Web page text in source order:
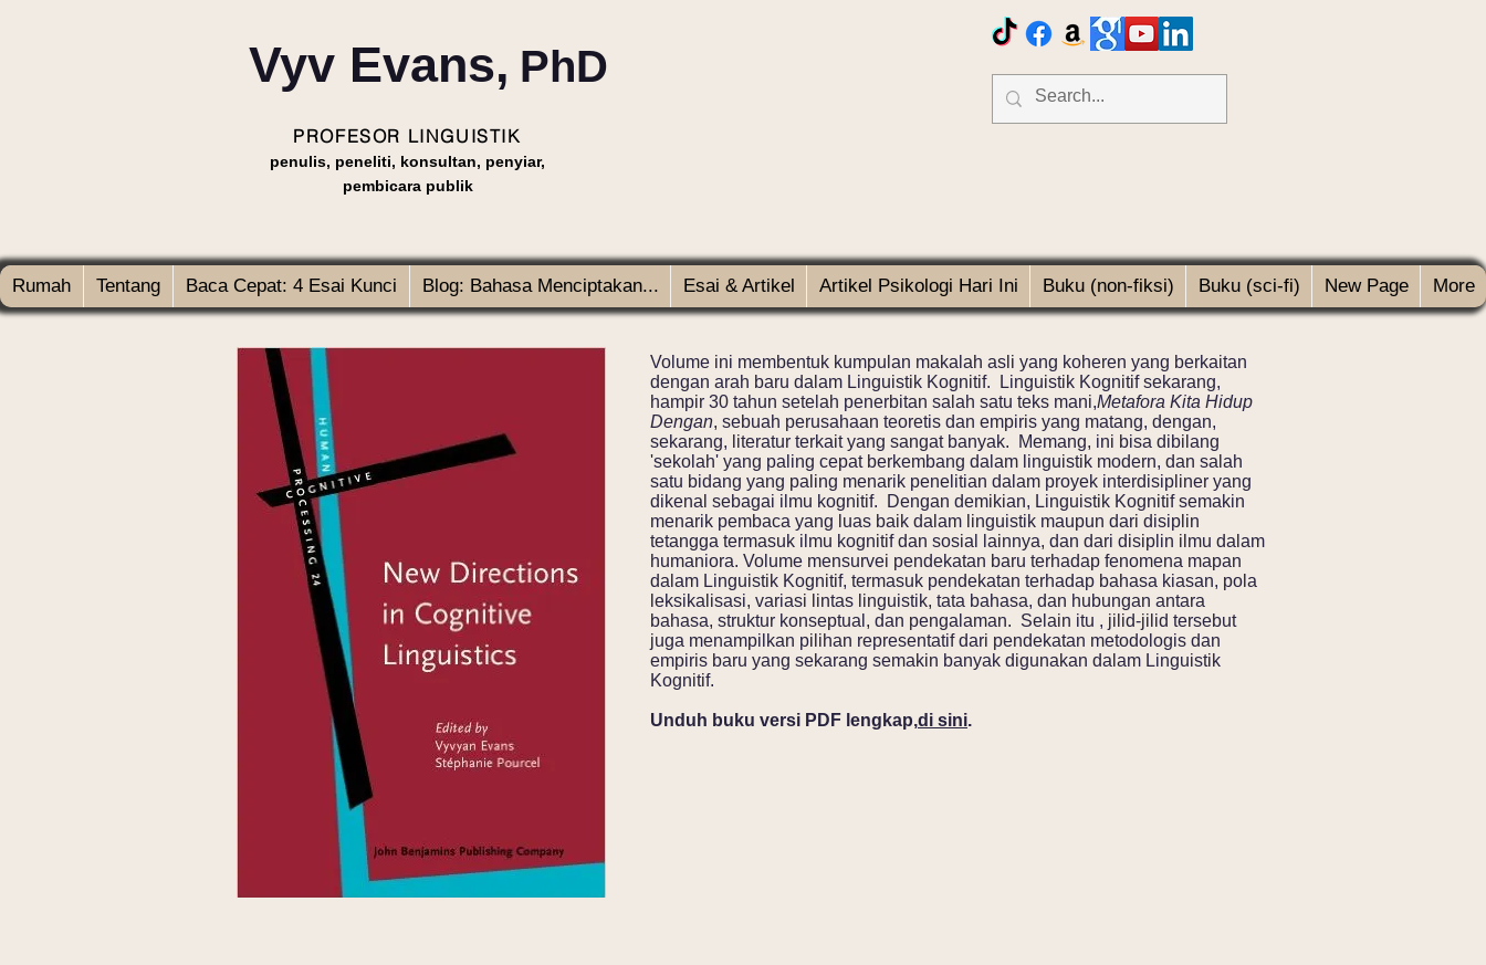
PROFESOR LINGUISTIK
penulis, peneliti, konsultan, penyiar,
pembicara publik
Vyv Evans, PhD
Rumah Tentang Baca Cepat: 4 Esai Kunci Blog: Bahasa Menciptakan... Esai & Artikel Artikel Psikologi Hari Ini Buku (non-fiksi) Buku (sci-fi) New Page More
Volume ini membentuk kumpulan makalah asli yang koheren yang berkaitan
dengan arah baru dalam Linguistik Kognitif. Linguistik Kognitif sekarang,
hampir 30 tahun setelah penerbitan salah satu teks mani,Metafora Kita Hidup
Dengan, sebuah perusahaan teoretis dan empiris yang matang, dengan,
sekarang, literatur terkait yang sangat banyak. Memang, ini bisa dibilang
'sekolah' yang paling cepat berkembang dalam linguistik modern, dan salah
satu bidang yang paling menarik penelitian dalam proyek interdisipliner yang
dikenal sebagai ilmu kognitif. Dengan demikian, Linguistik Kognitif semakin
menarik pembaca yang luas baik dalam linguistik maupun dari disiplin
tetangga termasuk ilmu kognitif dan sosial lainnya, dan dari disiplin ilmu dalam
humaniora. Volume mensurvei pendekatan baru terhadap fenomena mapan
dalam Linguistik Kognitif, termasuk pendekatan terhadap bahasa kiasan, pola
leksikalisasi, variasi lintas linguistik, tata bahasa, dan hubungan antara
bahasa, struktur konseptual, dan pengalaman. Selain itu , jilid-jilid tersebut
juga menampilkan pilihan representatif dari pendekatan metodologis dan
empiris baru yang sekarang semakin banyak digunakan dalam Linguistik
Kognitif.
Unduh buku versi PDF lengkap,di sini.